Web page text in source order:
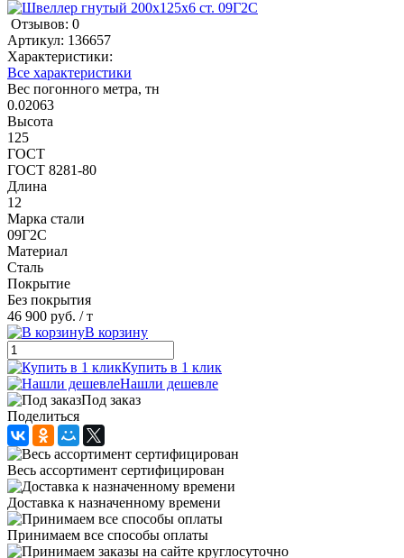
Отзывов: 0
Артикул: 136657
Характеристики:
Все характеристики
Вес погонного метра, тн
0.02063
Высота
125
ГОСТ
ГОСТ 8281-80
Длина
12
Марка стали
09Г2С
Материал
Сталь
Покрытие
Без покрытия
46 900 руб. / т
В корзину
Купить в 1 клик
Нашли дешевле
Под заказ
Поделиться
Весь ассортимент сертифицирован
Доставка к назначенному времени
Принимаем все способы оплаты